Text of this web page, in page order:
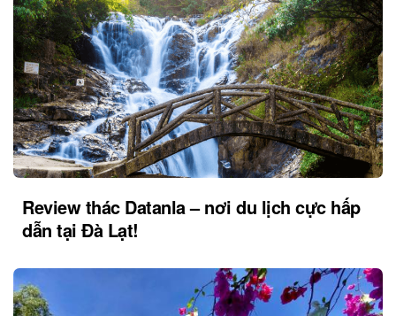
Review thác Datanla – nơi du lịch cực hấp
dẫn tại Đà Lạt!